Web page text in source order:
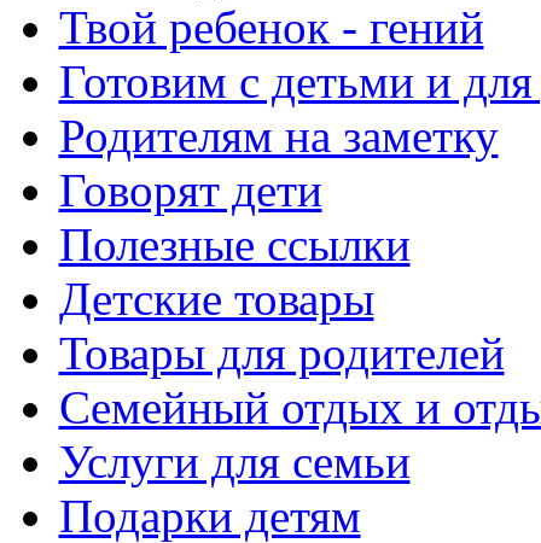
Твой ребенок - гений
Готовим с детьми и для
Родителям на заметку
Говорят дети
Полезные ссылки
Детские товары
Товары для родителей
Семейный отдых и
Услуги для семьи
Подарки детям